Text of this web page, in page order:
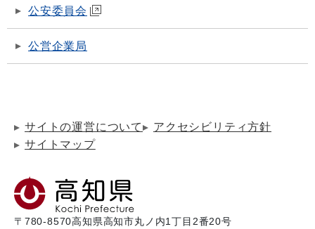
公安委員会
公営企業局
サイトの運営について
アクセシビリティ方針
サイトマップ
〒780-8570高知県高知市丸ノ内1丁目2番20号